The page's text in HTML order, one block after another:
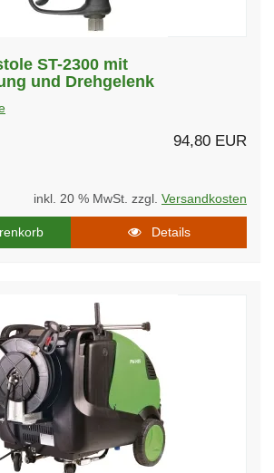
ST-2300 mit
und Drehgelenk
94,80 EUR
inkl. 20 % MwSt. zzgl. Versandkosten
Details